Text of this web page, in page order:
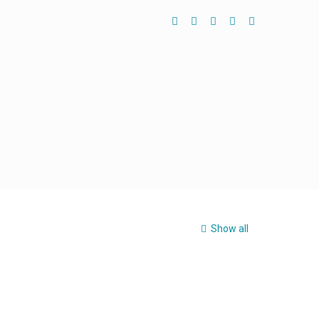
Show all